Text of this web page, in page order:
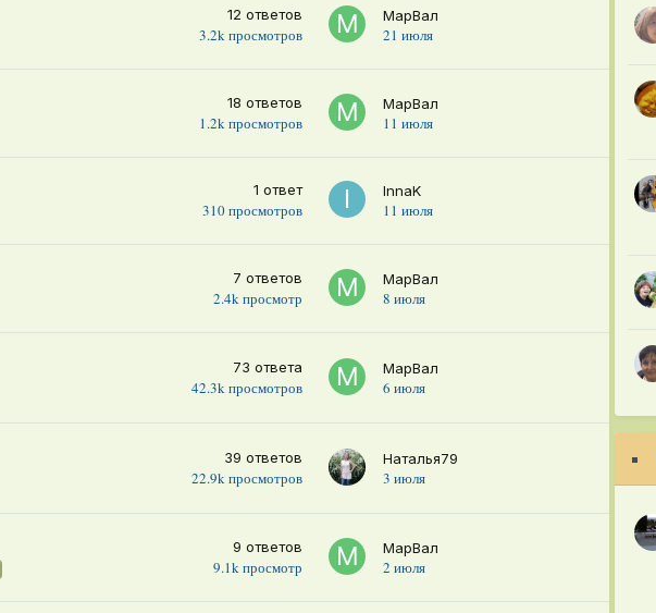
12 ответов
3.2kпросмотров
МарВал
21 июля
18 ответов
1.2kпросмотров
МарВал
11 июля
1 ответ
310просмотров
InnaK
11 июля
7 ответов
2.4kпросмотр
МарВал
8 июля
73 ответа
42.3kпросмотров
МарВал
6 июля
39 ответов
22.9kпросмотров
Наталья79
3 июля
9 ответов
9.1kпросмотр
МарВал
2 июля